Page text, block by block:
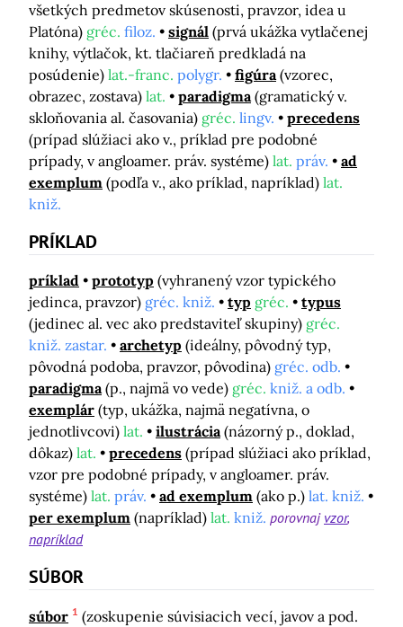
všetkých predmetov skúsenosti, pravzor, idea u
Platóna) gréc. filoz. signál (prvá ukážka vytlačenej
knihy, výtlačok, kt. tlačiareň predkladá na
posúdenie) lat.-franc. polygr. figúra (vzorec,
obrazec, zostava) lat. paradigma (gramatický v.
skloňovania al. časovania) gréc. lingv.
precedens
(prípad slúžiaci ako v., príklad pre podobné
prípady, v angloamer. práv. systéme) lat. práv.
ad
exemplum (podľa v., ako príklad, napríklad) lat.
kniž.
PRÍKLAD
príklad prototyp (vyhranený vzor typického
jedinca, pravzor) gréc. kniž. typ gréc.
typus
(jedinec al. vec ako predstaviteľ skupiny) gréc.
kniž. zastar.
archetyp (ideálny, pôvodný typ,
pôvodná podoba, pravzor, pôvodina) gréc. odb.
paradigma (p., najmä vo vede) gréc. kniž. a odb.
exemplár (typ, ukážka, najmä negatívna, o
jednotlivcovi) lat. ilustrácia (názorný p., doklad,
dôkaz) lat. precedens (prípad slúžiaci ako príklad,
vzor pre podobné prípady, v angloamer. práv.
systéme) lat. práv. ad exemplum (ako p.) lat. kniž.
per exemplum (napríklad) lat. kniž. porovnaj vzor
napríklad
SÚBOR
súbor 1 (zoskupenie súvisiacich vecí, javov a pod.